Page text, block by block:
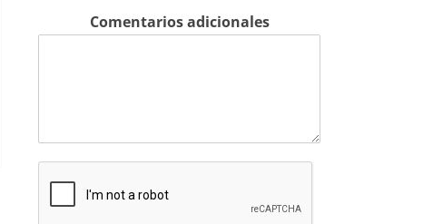
Comentarios adicionales